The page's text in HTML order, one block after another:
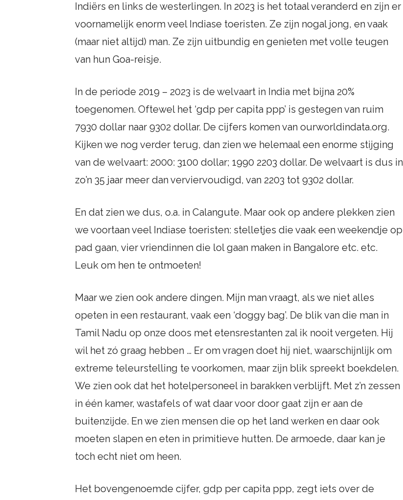
Indiërs en links de westerlingen. In 2023 is het totaal veranderd en zijn er
voornamelijk enorm veel Indiase toeristen. Ze zijn nogal jong, en vaak
(maar niet altijd) man. Ze zijn uitbundig en genieten met volle teugen
van hun Goa-reisje.
In de periode 2019 – 2023 is de welvaart in India met bijna 20%
toegenomen. Oftewel het ‘gdp per capita ppp’ is gestegen van ruim
7930 dollar naar 9302 dollar. De cijfers komen van ourworldindata.org.
Kijken we nog verder terug, dan zien we helemaal een enorme stijging
van de welvaart: 2000: 3100 dollar; 1990 2203 dollar. De welvaart is dus in
zo’n 35 jaar meer dan verviervoudigd, van 2203 tot 9302 dollar.
En dat zien we dus, o.a. in Calangute. Maar ook op andere plekken zien
we voortaan veel Indiase toeristen: stelletjes die vaak een weekendje op
pad gaan, vier vriendinnen die lol gaan maken in Bangalore etc. etc.
Leuk om hen te ontmoeten!
Maar we zien ook andere dingen. Mijn man vraagt, als we niet alles
opeten in een restaurant, vaak een ‘doggy bag’. De blik van die man in
Tamil Nadu op onze doos met etensrestanten zal ik nooit vergeten. Hij
wil het zó graag hebben … Er om vragen doet hij niet, waarschijnlijk om
extreme teleurstelling te voorkomen, maar zijn blik spreekt boekdelen.
We zien ook dat het hotelpersoneel in barakken verblijft. Met z’n zessen
in één kamer, wastafels of wat daar voor door gaat zijn er aan de
buitenzijde. En we zien mensen die op het land werken en daar ook
moeten slapen en eten in primitieve hutten. De armoede, daar kan je
toch echt niet om heen.
Het bovengenoemde cijfer, gdp per capita ppp, zegt iets over de